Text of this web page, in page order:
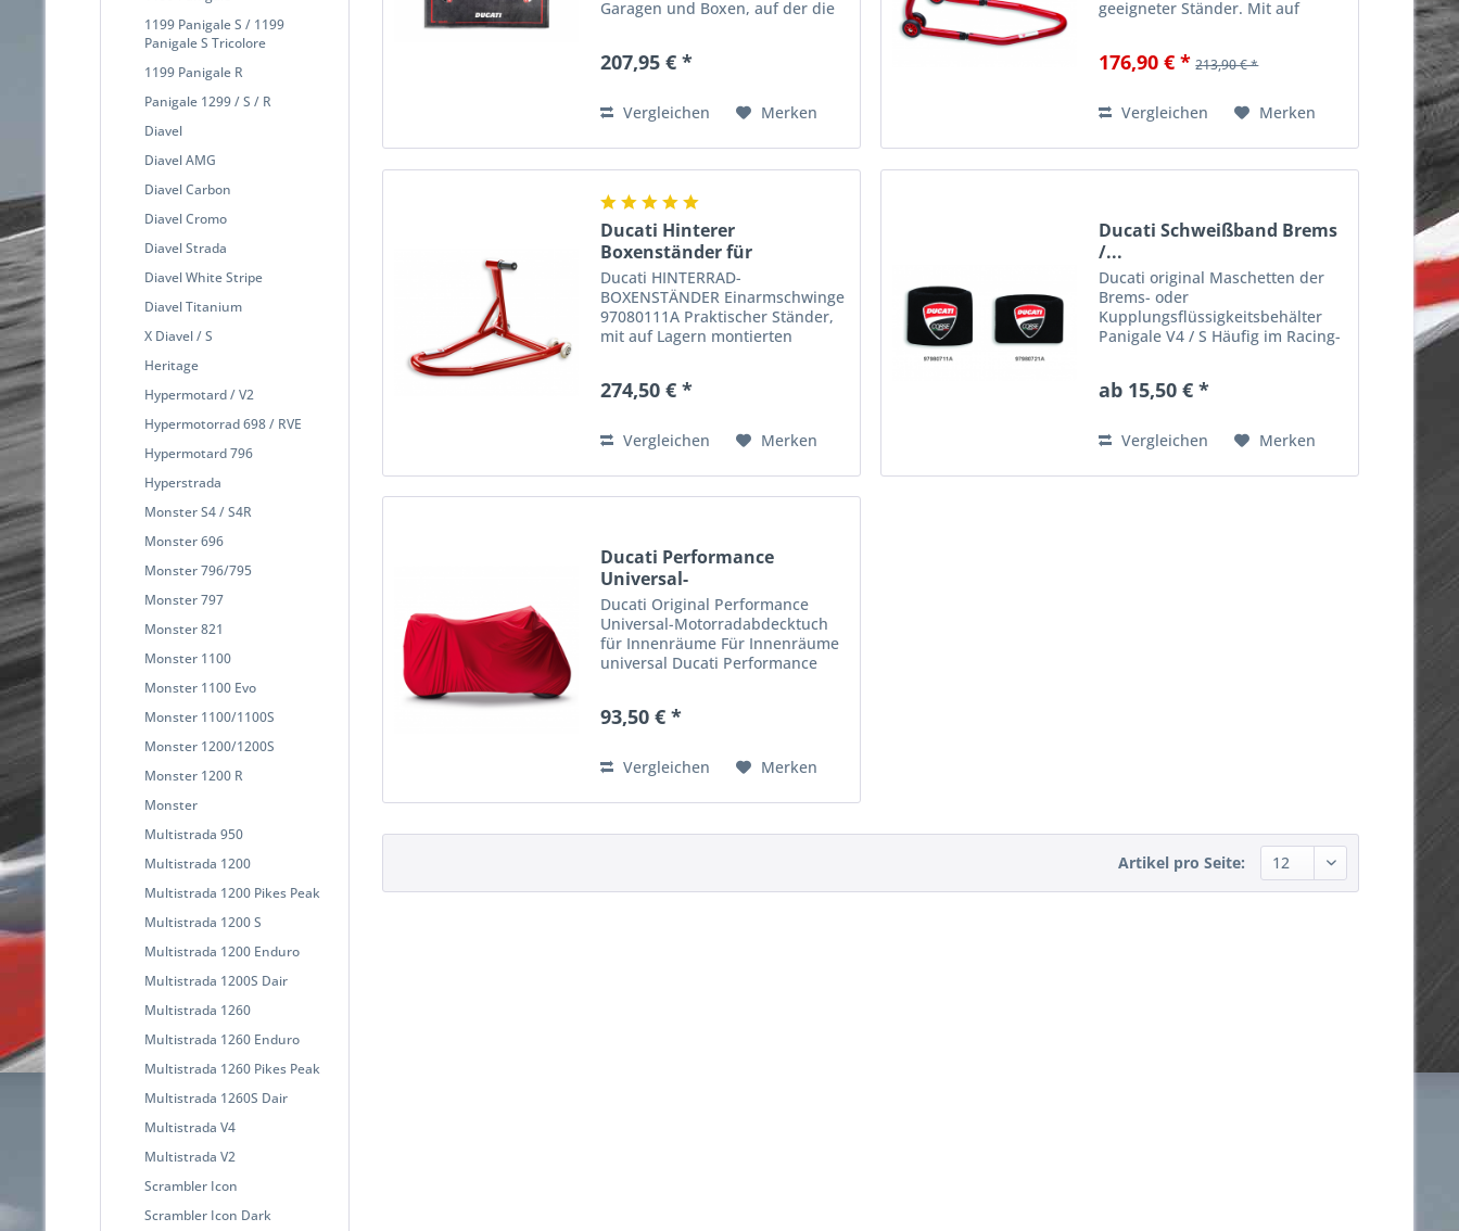
1199 Panigale S / 1199
Panigale S Tricolore
1199 Panigale R
Panigale 1299 / S / R
Diavel
Diavel AMG
Diavel Carbon
Diavel Cromo
Diavel Strada
Diavel White Stripe
Diavel Titanium
X Diavel / S
Heritage
Hypermotard / V2
Hypermotorrad 698 / RVE
Hypermotard 796
Hyperstrada
Monster S4 / S4R
Monster 696
Monster 796/795
Monster 797
Monster 821
Monster 1100
Monster 1100 Evo
Monster 1100/1100S
Monster 1200/1200S
Monster 1200 R
Monster
Multistrada 950
Multistrada 1200
Multistrada 1200 Pikes Peak
Multistrada 1200 S
Multistrada 1200 Enduro
Multistrada 1200S Dair
Multistrada 1260
Multistrada 1260 Enduro
Multistrada 1260 Pikes Peak
Multistrada 1260S Dair
Multistrada V4
Multistrada V2
Scrambler Icon
Scrambler Icon Dark
Garagen und Boxen, auf der die
kompakte, strapazierfähige
Filz...
207,95 € *
Vergleichen Merken
geeigneter Ständer. Mit auf
besonders praktisch. Ein
im...
176,90 € * 213,90 € *
Vergleichen Merken
Ducati Hinterer
Boxenständer für
Einarmschwinge
Ducati HINTERRAD-
BOXENSTÄNDER Einarmschwinge
97080111A Praktischer Ständer,
mit auf Lagern montierten
Einarmschwinge geeignet.
besonders praktisch. Ein...
274,50 € *
Vergleichen Merken
Ducati Schweißband Brems
/...
Ducati original Maschetten der
Brems- oder
Kupplungsflüssigkeitsbehälter
Panigale V4 / S Häufig im Racing-
versehentlichem Auslauf von
zu...
ab 15,50 € *
Vergleichen Merken
Ducati Performance
Universal-
Motorradabdecktuch
Ducati Original Performance
Universal-Motorradabdecktuch
für Innenräume Für Innenräume
universal Ducati Performance
93,50 € *
Vergleichen Merken
Artikel pro Seite: